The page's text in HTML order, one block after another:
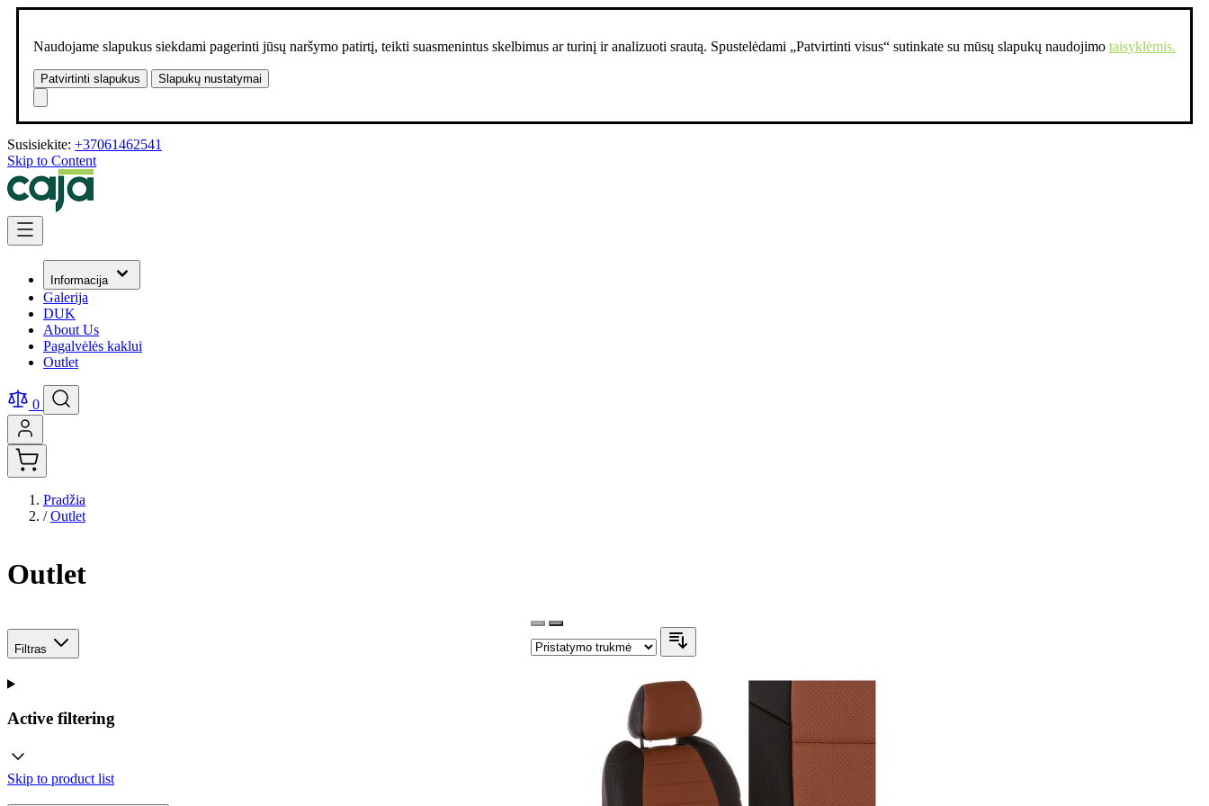
Naudojame slapukus siekdami pagerinti jūsų naršymo patirtį, teikti suasmenintus skelbimus ar turinį ir analizuoti srautą. Spustelėdami „Patvirtinti visus“ sutinkate su mūsų slapukų naudojimo taisyklėmis.
Patvirtinti slapukus Slapukų nustatymai
Susisiekite: +37061462541
Skip to Content
Informacija
Galerija
DUK
About Us
Pagalvėlės kaklui
Outlet
0
Pradžia
/ Outlet
Outlet
Filtras
Active filtering
Skip to product list